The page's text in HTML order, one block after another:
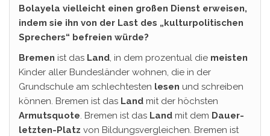
Bolayela vielleicht einen großen Dienst erweisen,
indem sie ihn von der Last des „kulturpolitischen
Sprechers“ befreien würde?
Bremen ist das Land, in dem prozentual die meisten
Kinder aller Bundesländer wohnen, die in der
Grundschule am schlechtesten lesen und schreiben
können. Bremen ist das Land mit der höchsten
Armutsquote. Bremen ist das Land mit dem Dauer-
letzten-Platz von Bildungsvergleichen. Bremen ist